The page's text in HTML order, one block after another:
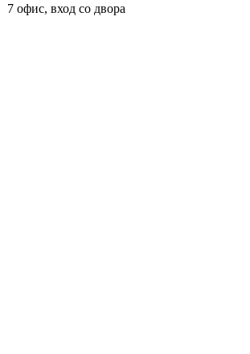
офис, вход со двора